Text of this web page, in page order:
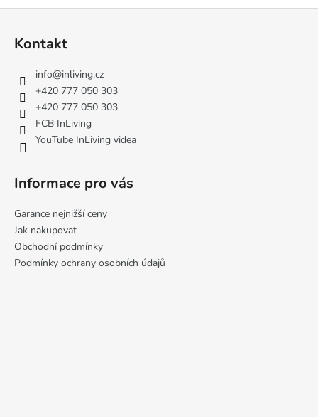
Kontakt
info@inliving.cz
+420 777 050 303
+420 777 050 303
FCB InLiving
YouTube InLiving videa
Informace pro vás
Garance nejnižší ceny
Jak nakupovat
Obchodní podmínky
Podmínky ochrany osobních údajů